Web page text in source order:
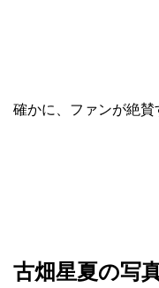
確かに、ファンが絶賛
古畑星夏の写